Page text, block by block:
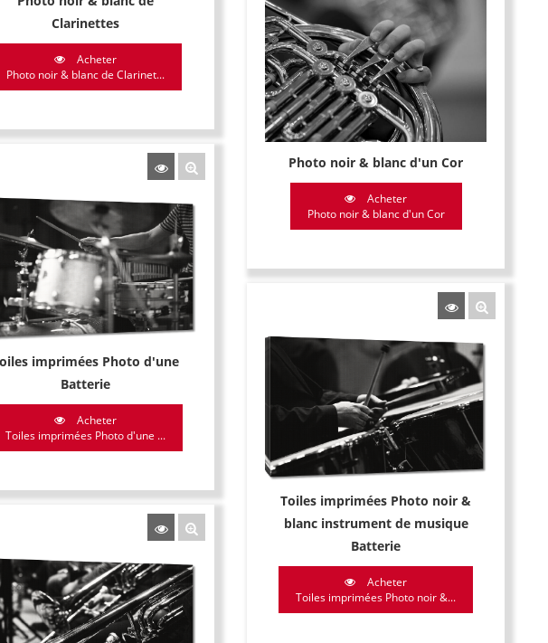
Clarinettes
Acheter
Photo noir & blanc de Clarinet...
Photo noir & blanc d'un Cor
Acheter
Photo noir & blanc d'un Cor
imprimées Photo d'une
Batterie
Acheter
Toiles imprimées Photo d'une ...
Toiles imprimées Photo noir &
blanc instrument de musique
Batterie
Acheter
Toiles imprimées Photo noir &...